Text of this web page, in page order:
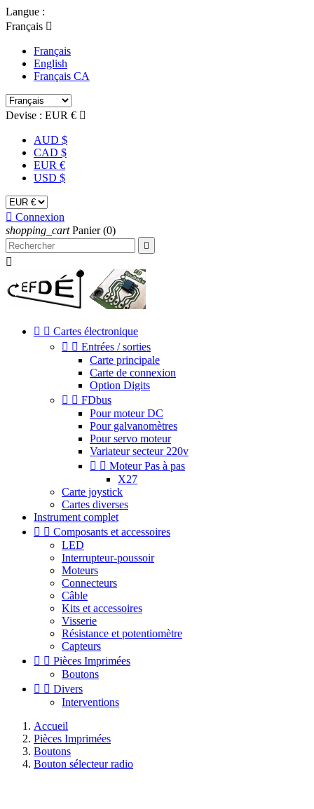
Langue :
Français 
Français
English
Français CA
Devise : EUR € 
AUD $
CAD $
EUR €
USD $
 Connexion
shopping_cart Panier (0)


  Cartes électronique
  Entrées / sorties
Carte principale
Carte de connexion
Option Digits
  FDbus
Pour moteur DC
Pour galvanomètres
Pour servo moteur
Variateur secteur 220v
  Moteur Pas à pas
X27
Carte joystick
Cartes diverses
Instrument complet
  Composants et accessoires
LED
Interrupteur-poussoir
Moteurs
Connecteurs
Câble
Kits et accessoires
Visserie
Résistance et potentiomètre
Capteurs
  Pièces Imprimées
Boutons
  Divers
Interventions
Accueil
Pièces Imprimées
Boutons
Bouton sélecteur radio